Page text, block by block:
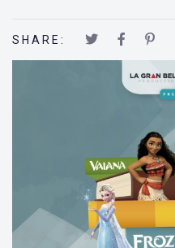
SHARE: